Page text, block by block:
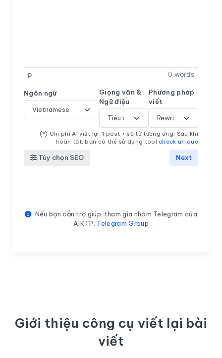
p 0 words
Ngôn ngữ
Giọng văn &
Ngữ điệu
Phương pháp
viết
(*) Chi phí AI viết lại: 1 post + số từ tương ứng. Sau khi
hoàn tất, bạn có thể sử dụng tool check unique
Tùy chọn SEO Next
Nếu bạn cần trợ giúp, tham gia nhóm Telegram của
AIKTP. Telegram Group
Giới thiệu công cụ viết lại bài
viết